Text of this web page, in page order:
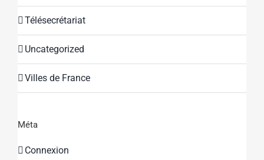
Télésecrétariat
Uncategorized
Villes de France
Méta
Connexion